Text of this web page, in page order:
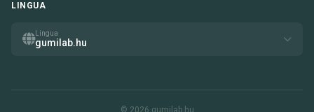
LINGUA
Lingua
gumilab.hu
© 2026 gumilab.hu